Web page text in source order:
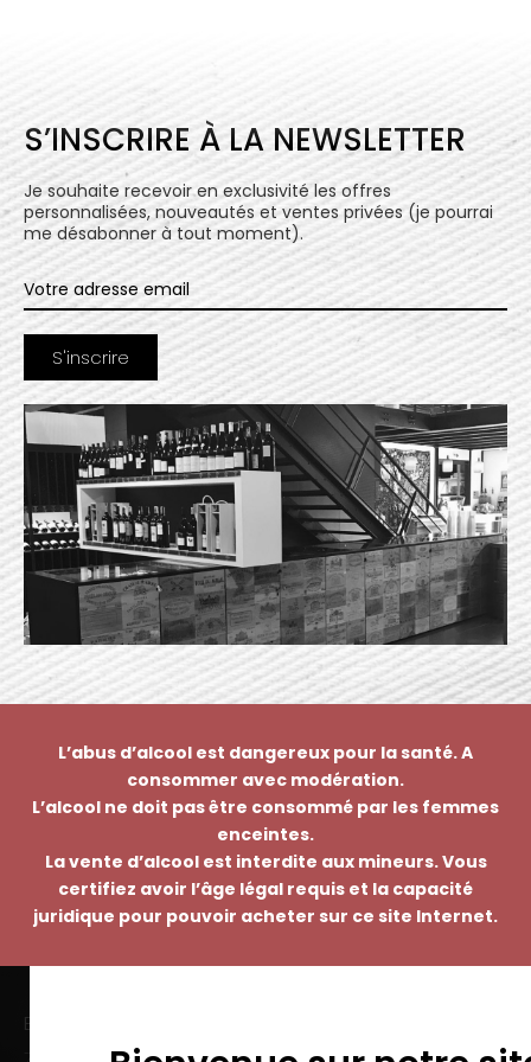
S’INSCRIRE À LA NEWSLETTER
Je souhaite recevoir en exclusivité les offres
personnalisées, nouveautés et ventes privées (je pourrai
me désabonner à tout moment).
L’abus d’alcool est dangereux pour la santé. A
consommer avec modération.
L’alcool ne doit pas être consommé par les femmes
enceintes.
La vente d’alcool est interdite aux mineurs. Vous
certifiez avoir l’âge légal requis et la capacité
juridique pour pouvoir acheter sur ce site Internet.
EMMANUEL NASTI